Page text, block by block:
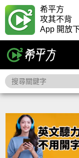
希平方
攻其不背
App 開放